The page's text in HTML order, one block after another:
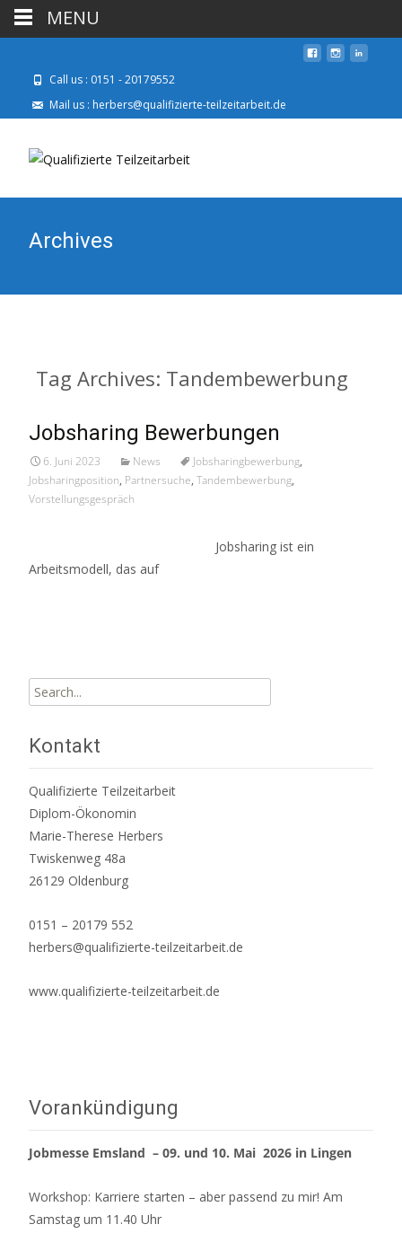
Call us : 0151 - 20179552
Mail us : herbers@qualifizierte-teilzeitarbeit.de
Archives
Tag Archives: Tandembewerbung
Jobsharing Bewerbungen
6. Juni 2023 News Jobsharingbewerbung,
Jobsharingposition, Partnersuche, Tandembewerbung,
Vorstellungsgespräch
Jobsharing ist ein
Arbeitsmodell, das auf
Search
for:
Kontakt
Qualifizierte Teilzeitarbeit
Diplom-Ökonomin
Marie-Therese Herbers
Twiskenweg 48a
26129 Oldenburg
0151 – 20179 552
herbers@qualifizierte-teilzeitarbeit.de
www.qualifizierte-teilzeitarbeit.de
Vorankündigung
Jobmesse Emsland – 09. und 10. Mai 2026 in Lingen
Workshop: Karriere starten – aber passend zu mir! Am
Samstag um 11.40 Uhr
MENU